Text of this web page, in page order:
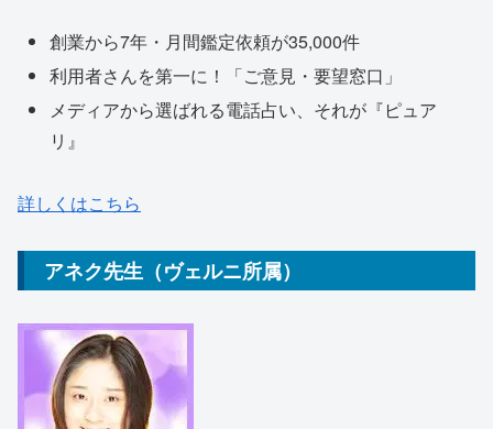
創業から7年・月間鑑定依頼が35,000件
利用者さんを第一に！「ご意見・要望窓口」
メディアから選ばれる電話占い、それが『ピュア
リ』
詳しくはこちら
アネク先生（ヴェルニ所属）